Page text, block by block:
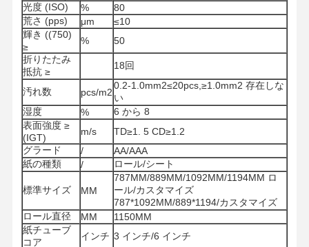
光度 (ISO) %
80
荒さ (pps)
μm
≤10
輝き ((750)
≥
%
50
折りたたみ
抵抗 ≥
18回
汚れ数 pcs/m2
0.2-1.0mm2≤20pcs,≥1.0mm2 存在しな
い
湿度
%
6 から 8
表面強度 ≥
(IGT)
m/s
TD≥1. 5 CD≥1.2
グラード
/
AA/AAA
紙の種類
/ ロール/シート
標準サイズ MM
787MM/889MM/1092MM/1194MM ロ
ール/カスタマイズ
787*1092MM/889*1194/カスタマイズ
ロール直径
MM
1150MM
紙チューブ
コア
インチ 3 インチ/6 インチ